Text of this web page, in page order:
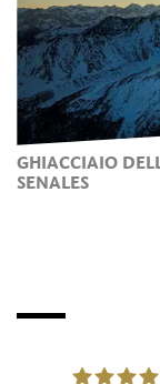
GHIACCIAIO
SENALES